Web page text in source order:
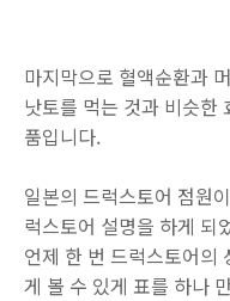
마지막으로 혈액순환과
낫토를 먹는 것과 비슷한
품입니다.
일본의 드럭스토어 점원
럭스토어 설명을 하게 되
언제 한 번 드럭스토어의
게 볼 수 있게 표를 하나